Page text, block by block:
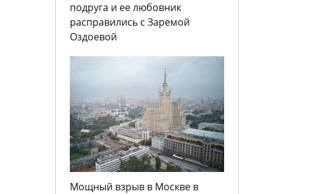
подруга и ее любовник
расправились с Заремой
Оздоевой
Мощный взрыв в Москве в